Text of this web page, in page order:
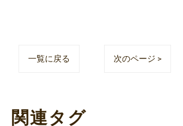
一覧に戻る 次のページ >
関連タグ